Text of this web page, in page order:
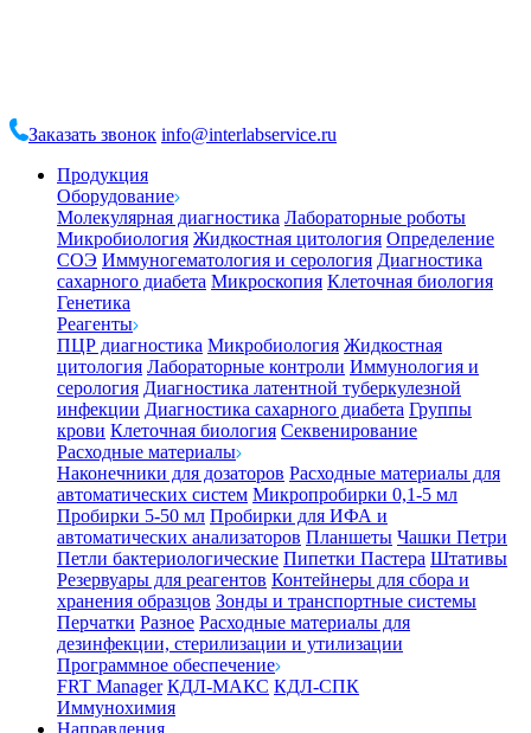
Заказать звонок info@interlabservice.ru
Продукция
Оборудование
Молекулярная диагностика Лабораторные роботы
Микробиология Жидкостная цитология Определение
СОЭ Иммуногематология и серология Диагностика
сахарного диабета Микроскопия Клеточная биология
Генетика
Реагенты
ПЦР диагностика Микробиология Жидкостная
цитология Лабораторные контроли Иммунология и
серология Диагностика латентной туберкулезной
инфекции Диагностика сахарного диабета Группы
крови Клеточная биология Секвенирование
Расходные материалы
Наконечники для дозаторов Расходные материалы для
автоматических систем Микропробирки 0,1-5 мл
Пробирки 5-50 мл Пробирки для ИФА и
автоматических анализаторов Планшеты Чашки Петри
Петли бактериологические Пипетки Пастера Штативы
Резервуары для реагентов Контейнеры для сбора и
хранения образцов Зонды и транспортные системы
Перчатки Разное Расходные материалы для
дезинфекции, стерилизации и утилизации
Программное обеспечение
FRT Manager КДЛ-МАКС КДЛ-СПК
Иммунохимия
Направления